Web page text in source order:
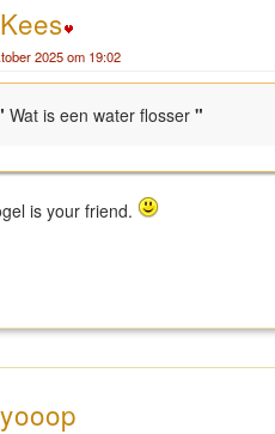
Kees
2025 om 19:02
Wat is een water flosser "
is your friend.
yooop